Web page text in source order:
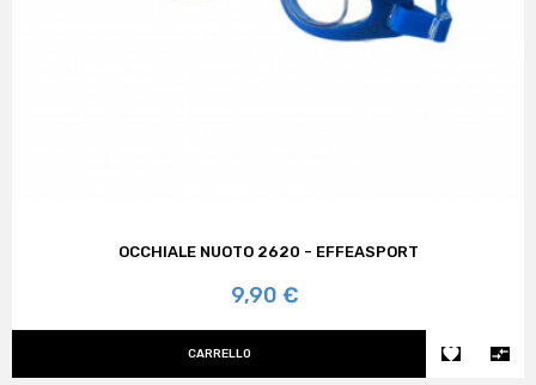
OCCHIALE NUOTO 2620 - EFFEASPORT
Prezzo
9,90 €
CARRELLO  